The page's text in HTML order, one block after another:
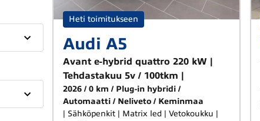
Heti toimitukseen
Audi A5
Avant e-hybrid quattro 220 kW |
Tehdastakuu 5v / 100tkm |
2026 0 km
Plug-in hybridi
Automaatti
Neliveto
Keminmaa
| Sähköpenkit | Matrix led | Vetokoukku |